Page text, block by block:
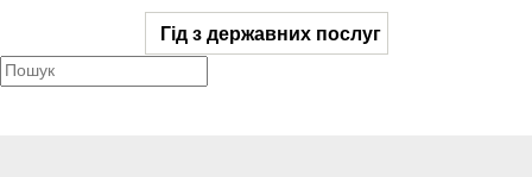
Гід з державних послуг